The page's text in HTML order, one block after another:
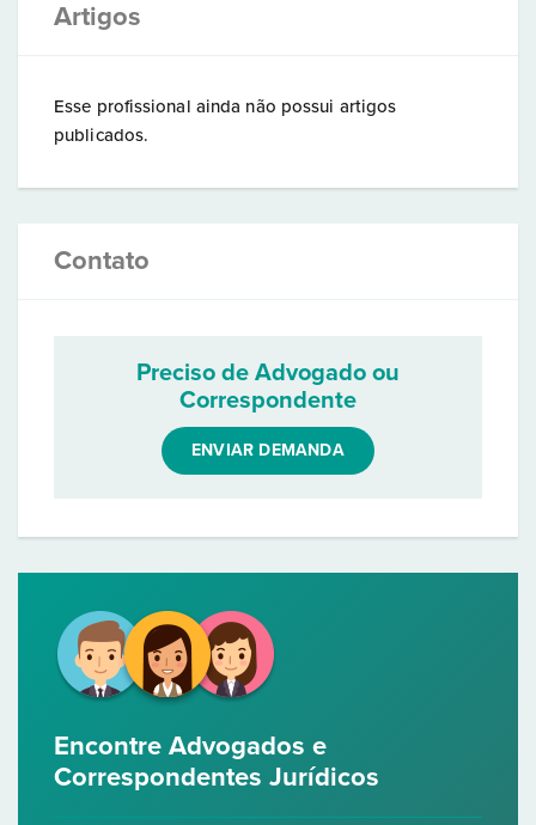
Artigos
Esse profissional ainda não possui artigos
publicados.
Contato
Preciso de Advogado ou
Correspondente
ENVIAR DEMANDA
Encontre Advogados e
Correspondentes Jurídicos